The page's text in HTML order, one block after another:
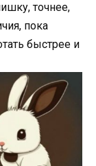
точнее,
пока
быстрее и